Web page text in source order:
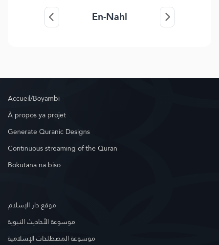
En-Nahl
Accueil/Boyambi
À propos ya projet
Generate Quranic Designs
Continuous streaming of the Quran
Bokutana na biso
موقع دار الإسلام
موسوعة الأحاديث النبوية
موسوعة المصطلحات الإسلامية